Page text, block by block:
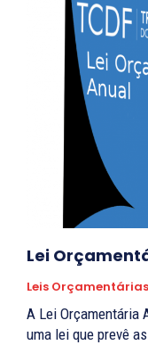
Lei
Leis
A Lei Orçamentária
uma lei que prevê